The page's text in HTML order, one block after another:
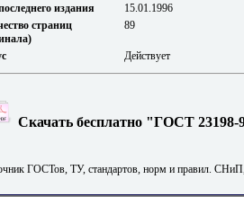
издания
15.01.1996
страниц
89
Действует
Скачать бесплатно "ГОСТ
ГОСТов, ТУ, стандартов, норм и правил.